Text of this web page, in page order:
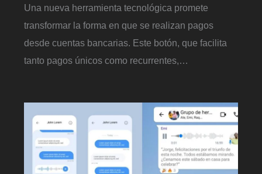
Una nueva herramienta tecnológica promete
transformar la forma en que se realizan pagos
desde cuentas bancarias. Este botón, que facilita
tanto pagos únicos como recurrentes,…